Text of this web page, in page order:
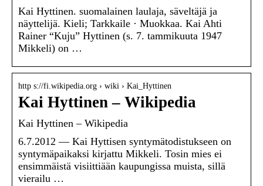
Kai Hyttinen. suomalainen laulaja, säveltäjä ja
näyttelijä. Kieli; Tarkkaile · Muokkaa. Kai Ahti
Rainer “Kuju” Hyttinen (s. 7. tammikuuta 1947
Mikkeli) on …
http s://fi.wikipedia.org › wiki › Kai_Hyttinen
Kai Hyttinen – Wikipedia
Kai Hyttinen – Wikipedia
6.7.2012 — Kai Hyttisen syntymätodistukseen on
syntymäpaikaksi kirjattu Mikkeli. Tosin mies ei
ensimmäistä visiittiään kaupungissa muista, sillä
vierailu …